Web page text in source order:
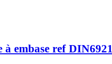
à embase ref DIN6921